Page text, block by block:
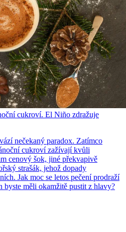
cukroví. El Niño zdražuje
nečekaný paradox. Zatímco
cukroví zažívají kvůli
cenový šok, jiné překvapivě
strašák, jehož dopady
Jak moc se letos pečení prodraží
byste měli okamžitě pustit z hlavy?